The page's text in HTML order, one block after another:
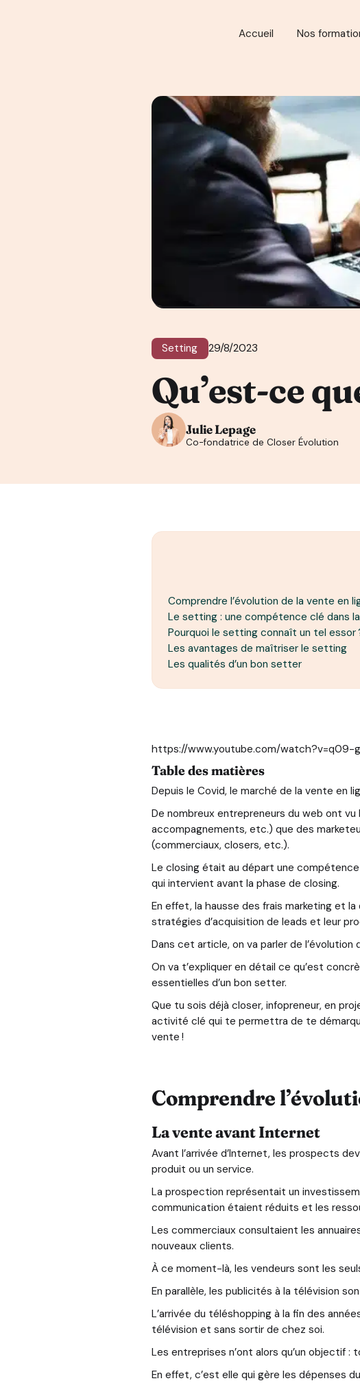
Accueil Nos
Setting 29/8/2023
Qu’est-ce
Julie Lepage
Co-fondatrice de Closer Évolution
Comprendre l’évolution de la vente en
Le setting : une compétence clé dans
Pourquoi le setting connaît un tel essor
Les avantages de maîtriser le setting
Les qualités d’un bon setter
https://www.youtube.com/watch?v=q09-
Table des matières
Depuis le Covid, le marché de la vente en
De nombreux entrepreneurs du web ont
accompagnements, etc.) que des
(commerciaux, closers, etc.).
Le closing était au départ une
qui intervient avant la phase de closing.
En effet, la hausse des frais marketing et
stratégies d’acquisition de leads et leur
Dans cet article, on va parler de
On va t’expliquer en détail ce qu’est
essentielles d’un bon setter.
Que tu sois déjà closer, infopreneur, en
activité clé qui te permettra de te
vente !
Comprendre
La vente avant Internet
Avant l’arrivée d’Internet, les prospects
produit ou un service.
La prospection représentait un
communication étaient réduits et les
Les commerciaux consultaient les
nouveaux clients.
À ce moment-là, les vendeurs sont les
En parallèle, les publicités à la télévision
L’arrivée du téléshopping à la fin des
télévision et sans sortir de chez soi.
Les entreprises n’ont alors qu’un objectif
En effet, c’est elle qui gère les dépenses